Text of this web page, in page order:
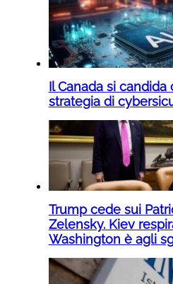
Il Canada si
strategia di
Trump cede sui
Zelensky. Kiev
Washington è agli